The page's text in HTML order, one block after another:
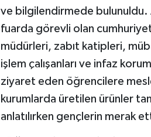
ve bilgilendirmede bulunuldu.
fuarda görevli olan cumhuriyet
müdürleri, zabıt katipleri,
işlem çalışanları ve infaz
ziyaret eden öğrencilere
kurumlarda üretilen ürünler
anlatılırken gençlerin merak